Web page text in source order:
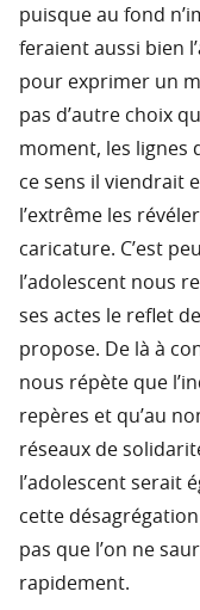
puisque au fond
feraient aussi bien
pour exprimer un
pas d’autre choix
moment, les lignes
ce sens il viendrait
l’extrême les
caricature. C’est
l’adolescent nous
ses actes le reflet
propose. De là à
nous répète que
repères et qu’au
réseaux de
l’adolescent serait
cette désagrégation
pas que l’on ne
rapidement.